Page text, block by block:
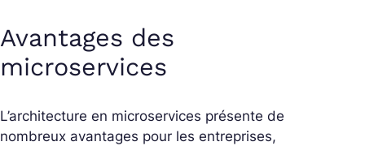
Avantages des
microservices
L’architecture en microservices présente de
nombreux avantages pour les entreprises,